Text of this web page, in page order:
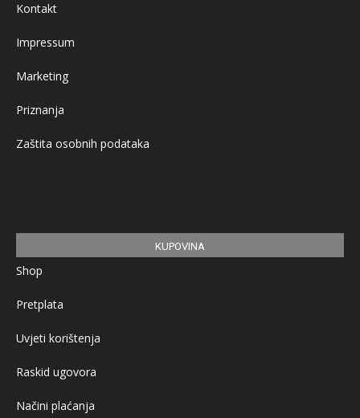
Kontakt
Impressum
Marketing
Priznanja
Zaštita osobnih podataka
KUPOVINA
Shop
Pretplata
Uvjeti korištenja
Raskid ugovora
Načini plaćanja